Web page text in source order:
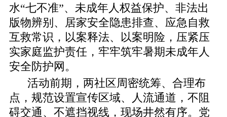
水“七不准”、未成年人权益保护、非法出
版物辨别、居家安全隐患排查、应急自救
互救常识，以案释法、以案明险，压紧压
实家庭监护责任，牢牢筑牢暑期未成年人
安全防护网。
活动前期，两社区周密统筹、合理布
点，规范设置宣传区域、人流通道，不阻
碍交通、不遮挡视线，现场井然有序。党